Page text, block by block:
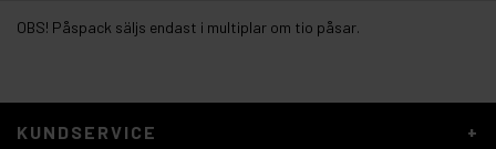
OBS! Påspack säljs endast i multiplar om tio påsar.
KUNDSERVICE